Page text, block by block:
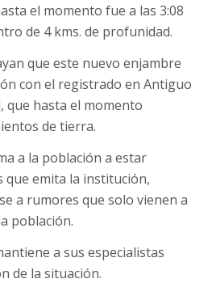
el momento fue a las 3:08
de 4 kms. de profunidad.
que este nuevo enjambre
con el registrado en Antiguo
que hasta el momento
de tierra.
a la población a estar
que emita la institución,
a rumores que solo vienen a
población.
a sus especialistas
de la situación.